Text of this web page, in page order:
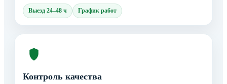
Выезд 24–48 ч График работ
Контроль качества